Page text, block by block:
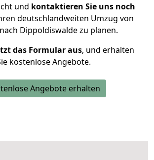
und kontaktieren Sie uns noch
deutschlandweiten Umzug von
Dippoldiswalde zu planen.
das Formular aus, und erhalten
kostenlose Angebote.
Angebote erhalten